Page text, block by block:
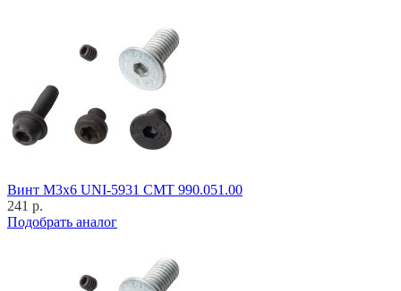
Винт M3x6 UNI-5931 CMT 990.051.00
241 р.
Подобрать аналог